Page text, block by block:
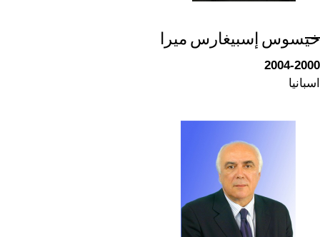
خيسوس إسبيغارس ميرا
2004-2000
اسبانيا